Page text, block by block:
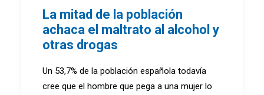
La mitad de la población
achaca el maltrato al alcohol y
otras drogas
Un 53,7% de la población española todavía
cree que el hombre que pega a una mujer lo